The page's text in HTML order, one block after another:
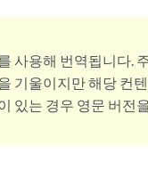
사용해 번역됩니다.
기울이지만 해당 컨
있는 경우 영문 버전